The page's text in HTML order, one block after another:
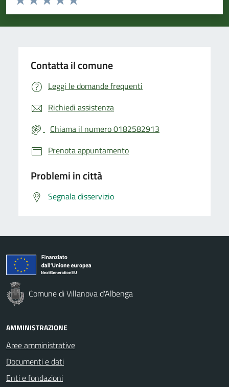
Valuta 5 stelle su 5
Valuta 4 stelle su 5
Valuta 3 stelle su 5
Valuta 2 stelle su 5
Valuta 1 stelle su 5
Contatta il comune
Leggi le domande frequenti
Richiedi assistenza
Chiama il numero 0182582913
Prenota appuntamento
Problemi in città
Segnala disservizio
Comune di Villanova d'Albenga
AMMINISTRAZIONE
Aree amministrative
Documenti e dati
Enti e fondazioni